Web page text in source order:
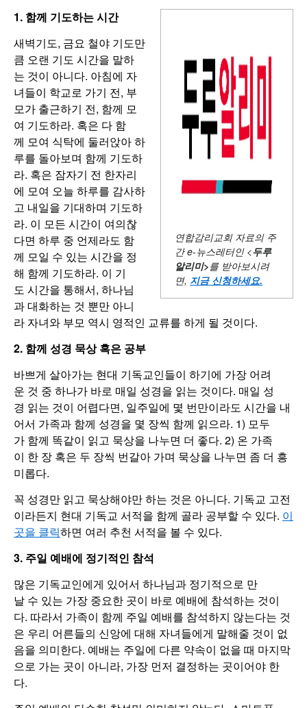
연합감리교회 자료의 주
간e-뉴스레터인 <두루
알리미>를 받아보시려
면, 지금 신청하세요.
1. 함께 기도하는 시간
새벽기도, 금요 철야 기도만
큼 오랜 기도 시간을 말하
는 것이 아니다. 아침에 자
녀들이 학교로 가기 전, 부
모가 출근하기 전, 함께 모
여 기도하라. 혹은 다 함
께 모여 식탁에 둘러앉아 하
루를 돌아보며 함께 기도하
라. 혹은 잠자기 전 한자리
에 모여 오늘 하루를 감사하
고 내일을 기대하며 기도하
라. 이 모든 시간이 여의찮
다면 하루 중 언제라도 함
께 모일 수 있는 시간을 정
해 함께 기도하라. 이 기
도 시간을 통해서, 하나님
과 대화하는 것 뿐만 아니
라 자녀와 부모 역시 영적인 교류를 하게 될 것이다.
2. 함께 성경 묵상 혹은 공부
바쁘게 살아가는 현대 기독교인들이 하기에 가장 어려
운 것 중 하나가 바로 매일 성경을 읽는 것이다. 매일 성
경 읽는 것이 어렵다면, 일주일에 몇 번만이라도 시간을 내
어서 가족과 함께 성경을 몇 장씩 함께 읽으라. 1) 모두
가 함께 똑같이 읽고 묵상을 나누면 더 좋다. 2) 온 가족
이 한 장 혹은 두 장씩 번갈아 가며 묵상을 나누면 좀 더 흥
미롭다.
꼭 성경만 읽고 묵상해야만 하는 것은 아니다. 기독교 고전
이라든지 현대 기독교 서적을 함께 골라 공부할 수 있다. 이
곳을 클릭하면 여러 추천 서적을 볼 수 있다.
3. 주일 예배에 정기적인 참석
많은 기독교인에게 있어서 하나님과 정기적으로 만
날 수 있는 가장 중요한 곳이 바로 예배에 참석하는 것이
다. 따라서 가족이 함께 주일 예배를 참석하지 않는다는 것
은 우리 어른들의 신앙에 대해 자녀들에게 말해줄 것이 없
음을 의미한다. 예배는 주일에 다른 약속이 없을 때 마지막
으로 가는 곳이 아니라, 가장 먼저 결정하는 곳이어야 한
다.